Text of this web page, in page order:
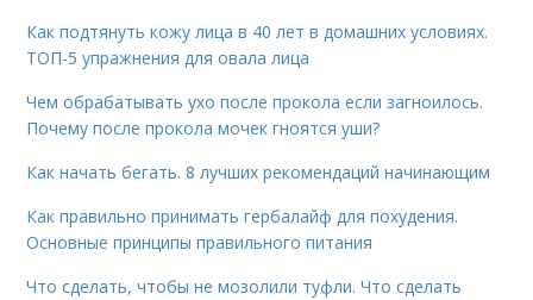
Как подтянуть кожу лица в 40 лет в домашних условиях.
ТОП-5 упражнения для овала лица
Чем обрабатывать ухо после прокола если загноилось.
Почему после прокола мочек гноятся уши?
Как начать бегать. 8 лучших рекомендаций начинающим
Как правильно принимать гербалайф для похудения.
Основные принципы правильного питания
Что сделать, чтобы не мозолили туфли. Что сделать